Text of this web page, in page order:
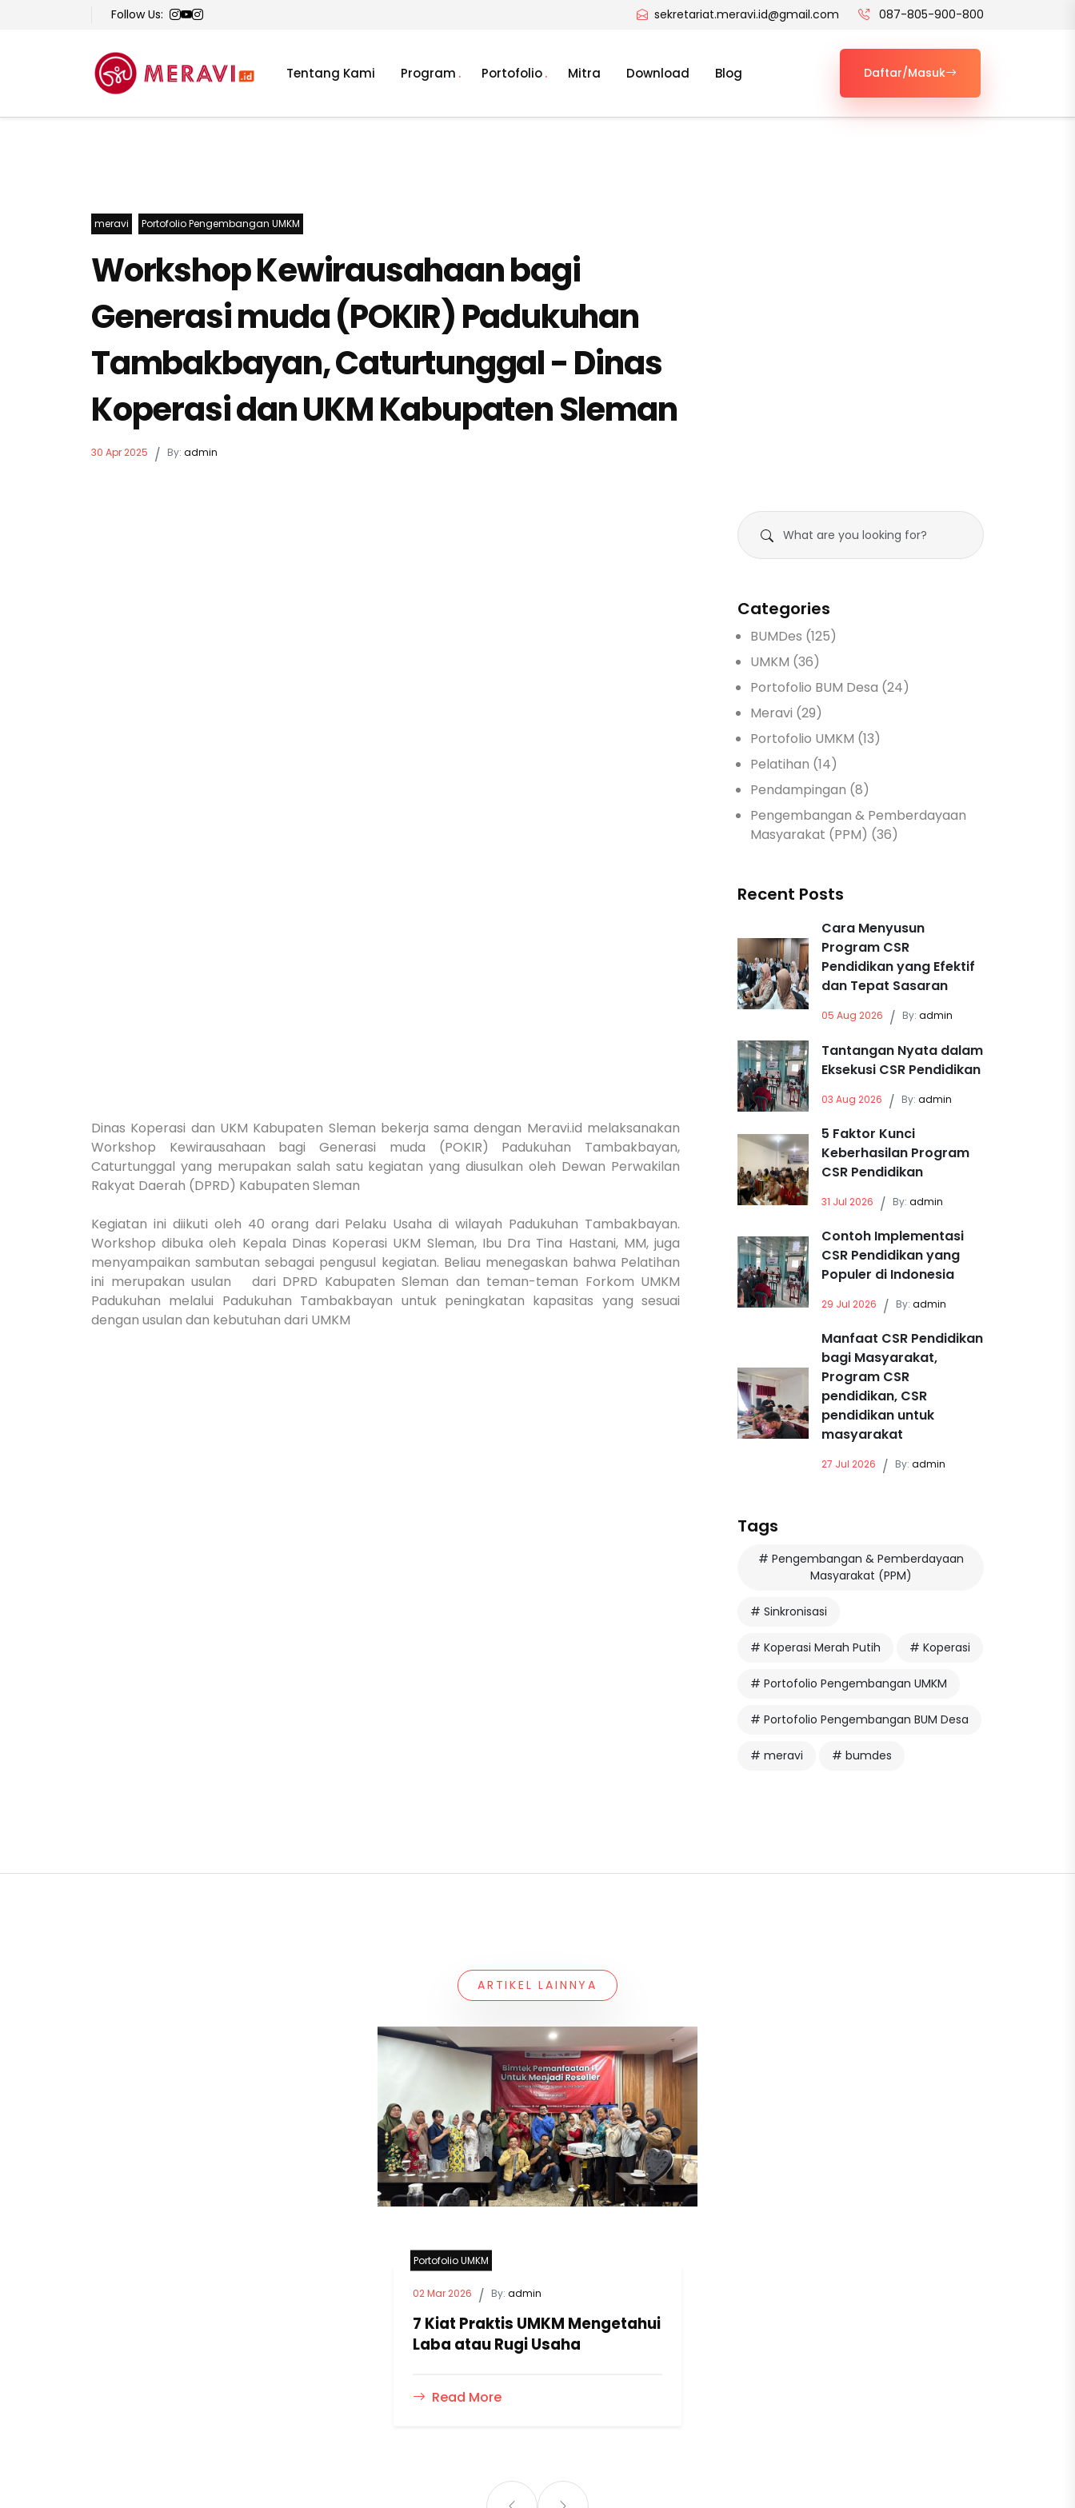
Follow Us: sekretariat.meravi.id@gmail.com 087-805-900-800
Tentang Kami Program Portofolio Mitra Download Blog Daftar/Masuk
meravi Portofolio Pengembangan UMKM
Workshop Kewirausahaan bagi
Generasi muda (POKIR) Padukuhan
Tambakbayan, Caturtunggal - Dinas
Koperasi dan UKM Kabupaten Sleman
30 Apr 2025 / By: admin
Dinas Koperasi dan UKM Kabupaten Sleman bekerja sama dengan Meravi.id melaksanakan
Workshop Kewirausahaan bagi Generasi muda (POKIR) Padukuhan Tambakbayan,
Caturtunggal yang merupakan salah satu kegiatan yang diusulkan oleh Dewan Perwakilan
Rakyat Daerah (DPRD) Kabupaten Sleman
Kegiatan ini diikuti oleh 40 orang dari Pelaku Usaha di wilayah Padukuhan Tambakbayan.
Workshop dibuka oleh Kepala Dinas Koperasi UKM Sleman, Ibu Dra Tina Hastani, MM, juga
menyampaikan sambutan sebagai pengusul kegiatan. Beliau menegaskan bahwa Pelatihan
ini merupakan usulan dari DPRD Kabupaten Sleman dan teman-teman Forkom UMKM
Padukuhan melalui Padukuhan Tambakbayan untuk peningkatan kapasitas yang sesuai
dengan usulan dan kebutuhan dari UMKM
Categories
BUMDes (125)
UMKM (36)
Portofolio BUM Desa (24)
Meravi (29)
Portofolio UMKM (13)
Pelatihan (14)
Pendampingan (8)
Pengembangan & Pemberdayaan
Masyarakat (PPM) (36)
Recent Posts
Cara Menyusun
Program CSR
Pendidikan yang Efektif
dan Tepat Sasaran
05 Aug 2026 / By: admin
Tantangan Nyata dalam
Eksekusi CSR Pendidikan
03 Aug 2026 / By: admin
5 Faktor Kunci
Keberhasilan Program
CSR Pendidikan
31 Jul 2026 / By: admin
Contoh Implementasi
CSR Pendidikan yang
Populer di Indonesia
29 Jul 2026 / By: admin
Manfaat CSR Pendidikan
bagi Masyarakat,
Program CSR
pendidikan, CSR
pendidikan untuk
masyarakat
27 Jul 2026 / By: admin
Tags
# Pengembangan & Pemberdayaan
Masyarakat (PPM)
# Sinkronisasi
# Koperasi Merah Putih # Koperasi
# Portofolio Pengembangan UMKM
# Portofolio Pengembangan BUM Desa
# meravi # bumdes
ARTIKEL LAINNYA
Portofolio UMKM
02 Mar 2026 / By: admin
7 Kiat Praktis UMKM Mengetahui
Laba atau Rugi Usaha
Read More